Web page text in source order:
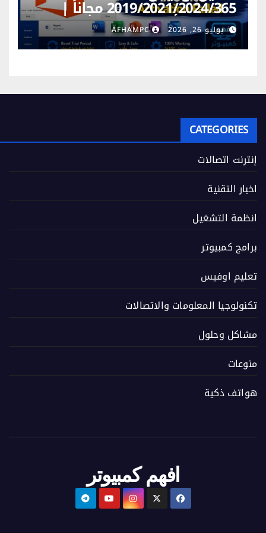
2019/2021/2024/365 مجاناً |
إصلاح خطأ فشل تفعيل المنتج
يوليو 26, 2026 AFHAMPC
CATEGORIES
إنترنت اتصالات
اخبار التقنية
انظمة التشغيل
برامج كمبيوتر
تعليم اوفيس
تكنولوجيا المعلومات والاتصالات
مشاكل وحلول
منوعات
هواتف ذكية
افهم كمبيوتر